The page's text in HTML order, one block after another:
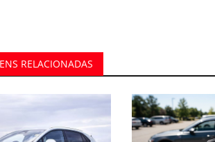
RELACIONADAS